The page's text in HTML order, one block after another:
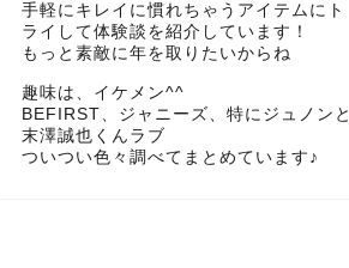
手軽にキレイに慣れちゃうアイテムにト
ライして体験談を紹介しています！
もっと素敵に年を取りたいからね
趣味は、イケメン^^
BEFIRST、ジャニーズ、特にジュノンと
末澤誠也くんラブ
ついつい色々調べてまとめています♪